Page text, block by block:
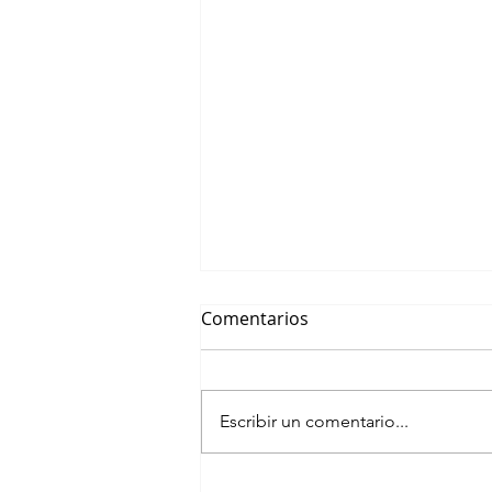
Comentarios
Escribir un comentario...